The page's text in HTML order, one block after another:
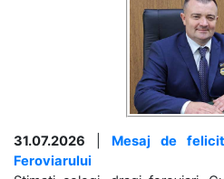
31.07.2026
Mesaj de
Feroviarului